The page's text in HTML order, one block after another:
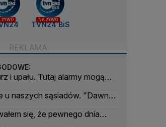
ŻYWO NA ŻYWO
TVN24 BiS
i upału. Tutaj alarmy mogą
u naszych sąsiadów. "Dawno
się, że pewnego dnia